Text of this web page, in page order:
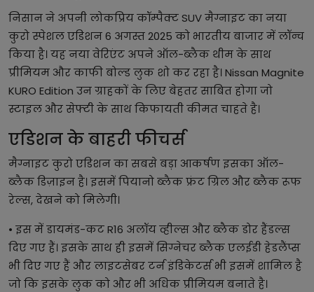
निसान ने अपनी लोकप्रिय कॉम्पैक्ट SUV मैग्नाइट का नया
कुरो स्पेशल एडिशन 6 अगस्त 2025 को भारतीय बाजार में लॉन्च
किया है। यह नया वेरिएंट अपने ऑल-ब्लैक थीम के साथ
प्रीमियम और काफी बोल्ड लुक शो कर रहा है। Nissan Magnite
KURO Edition उन ग्राहकों के लिए बेहतर साबित होगा जो
स्टाइल और सेफ्टी के साथ किफायती कीमत चाहते है।
एडिशन के बाहरी फीचर्स
मैग्नाइट कुरो एडिशन का सबसे बड़ा आकर्षण इसका ऑल-
ब्लैक डिज़ाइन है। इसमें पियानो ब्लैक फ्रंट ग्रिल और ब्लैक रूफ
रेल्स, देखने को मिलेगी।
• इस में डायमंड-कट R16 अलॉय व्हील्स और ब्लैक डोर हैंडल्स
दिए गए हैं। इसके साथ ही इसमें सिग्नेचर ब्लैक एलईडी हेडलैंप्स
भी दिए गए हैं और लाइटसेबर टर्न इंडिकेटर्स भी इसमें शामिल है
जो कि इसके लुक को और भी अधिक प्रीमियम बनाते है।